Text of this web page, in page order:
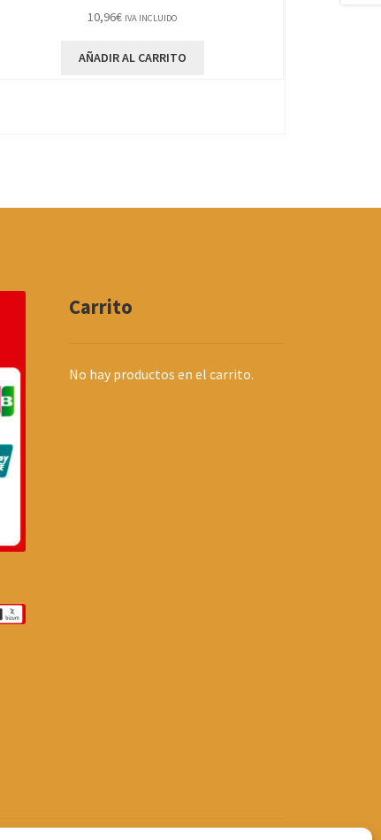
10,96€ IVA INCLUIDO
AÑADIR AL CARRITO
Carrito
No hay productos en el carrito.